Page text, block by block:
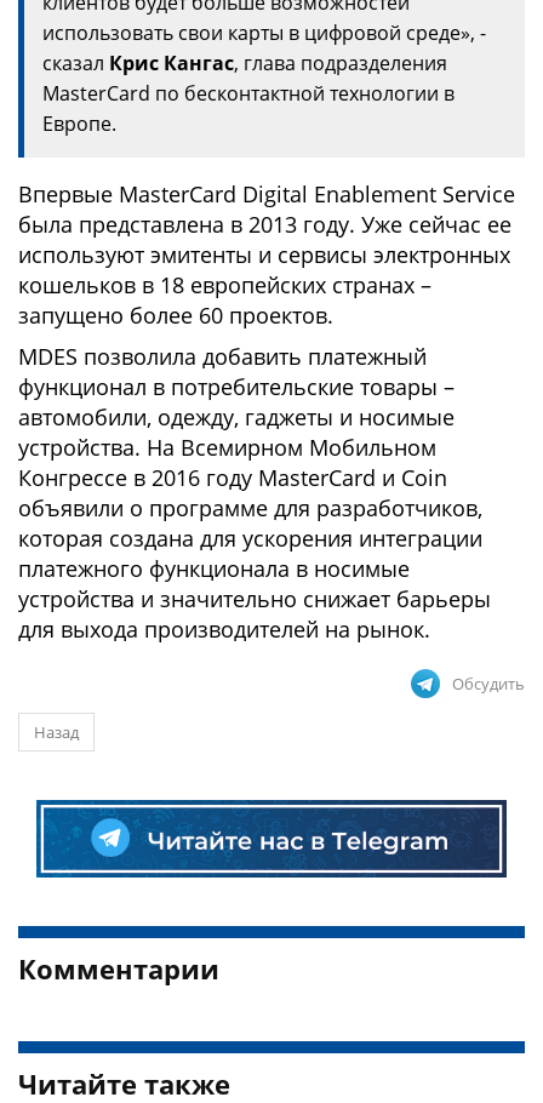
использовать свои карты в цифровой среде», -
сказал Крис Кангас, глава подразделения
MasterCard по бесконтактной технологии в
Европе.
Впервые MasterCard Digital Enablement Service
была представлена в 2013 году. Уже сейчас ее
используют эмитенты и сервисы электронных
кошельков в 18 европейских странах –
запущено более 60 проектов.
MDES позволила добавить платежный
функционал в потребительские товары –
автомобили, одежду, гаджеты и носимые
устройства. На Всемирном Мобильном
Конгрессе в 2016 году MasterCard и Coin
объявили о программе для разработчиков,
которая создана для ускорения интеграции
платежного функционала в носимые
устройства и значительно снижает барьеры
для выхода производителей на рынок.
Обсудить
Назад
Комментарии
Читайте также